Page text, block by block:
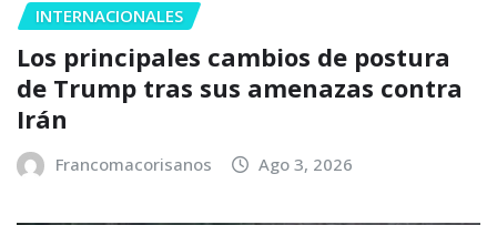
INTERNACIONALES
Los principales cambios de postura
de Trump tras sus amenazas contra
Irán
Francomacorisanos Ago 3, 2026